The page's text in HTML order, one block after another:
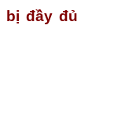
bị đầy đủ